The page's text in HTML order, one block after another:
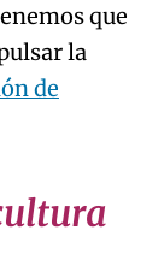
que
la
de